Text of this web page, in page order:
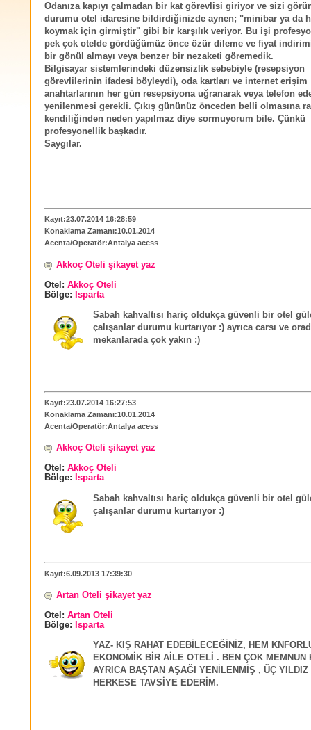
Odanıza kapıyı çalmadan bir kat görevlisi giriyor ve sizi
durumu otel idaresine bildirdiğinizde aynen; "minibar ya da
koymak için girmiştir" gibi bir karşılık veriyor. Bu işi
pek çok otelde gördüğümüz önce özür dileme ve fiyat
bir gönül almayı veya benzer bir nezaketi göremedik.
Bilgisayar sistemlerindeki düzensizlik sebebiyle (resepsiyon
görevlilerinin ifadesi böyleydi), oda kartları ve internet erişim
anahtarlarının her gün resepsiyona uğranarak veya telefon
yenilenmesi gerekli. Çıkış gününüz önceden belli olmasına
kendiliğinden neden yapılmaz diye sormuyorum bile. Çünkü
profesyonellik başkadır.
Saygılar.
Kayıt:23.07.2014 16:28:59
Konaklama Zamanı:10.01.2014
Acenta/Operatör:Antalya acess
Akkoç Oteli şikayet yaz
Otel: Akkoç Oteli
Bölge:
Isparta
Sabah kahvaltısı hariç oldukça güvenli bir otel
çalışanlar durumu kurtarıyor :) ayrıca carsı ve
mekanlarada çok yakın :)
Kayıt:23.07.2014 16:27:53
Konaklama Zamanı:10.01.2014
Acenta/Operatör:Antalya acess
Akkoç Oteli şikayet yaz
Otel: Akkoç Oteli
Bölge:
Isparta
Sabah kahvaltısı hariç oldukça güvenli bir otel
çalışanlar durumu kurtarıyor :)
Kayıt:6.09.2013 17:39:30
Artan Oteli şikayet yaz
Otel: Artan Oteli
Bölge:
Isparta
YAZ- KIŞ RAHAT EDEBİLECEĞİNİZ, HEM
EKONOMİK BİR AİLE OTELİ . BEN ÇOK MEMNUN
AYRICA BAŞTAN AŞAĞI YENİLENMİŞ , ÜÇ YILDIZ
HERKESE TAVSİYE EDERİM.